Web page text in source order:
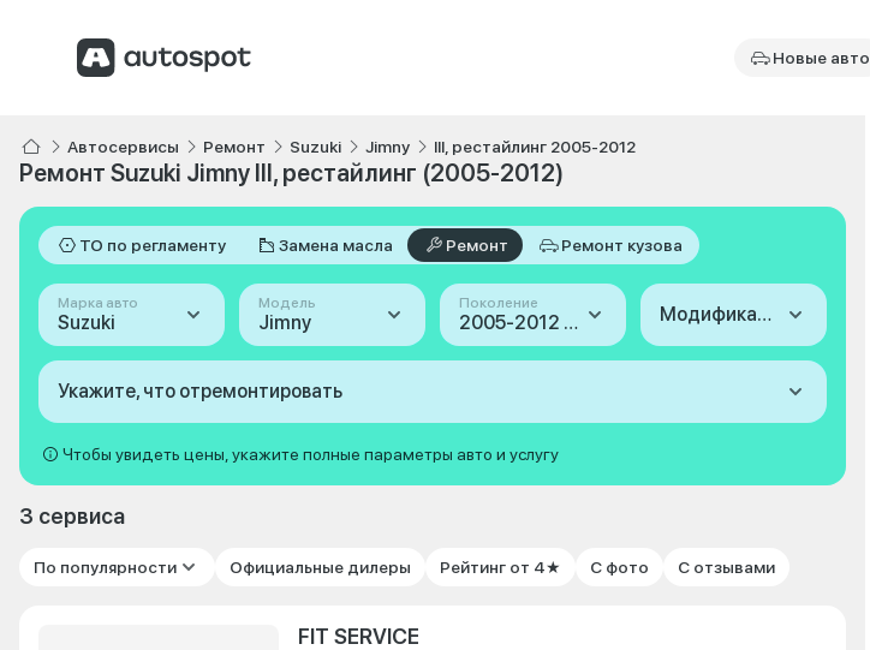
Новые авто
Автосервисы Ремонт Suzuki Jimny III, рестайлинг 2005-2012
Ремонт Suzuki Jimny III, рестайлинг (2005-2012)
ТО по регламенту Замена масла Ремонт Ремонт кузова
Марка авто
Suzuki
Модель
Jimny
Поколение
2005-2012 (III, рестайлинг) Модификация
Укажите, что отремонтировать
Чтобы увидеть цены, укажите полные параметры авто и услугу
3 сервиса
По популярности Официальные дилеры Рейтинг от 4★ С фото С отзывами
FIT SERVICE